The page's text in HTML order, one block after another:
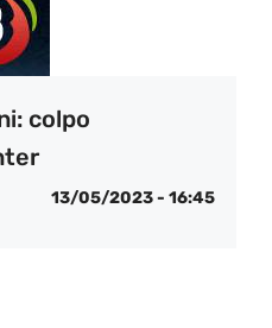
colpo
13/05/2023 - 16:45